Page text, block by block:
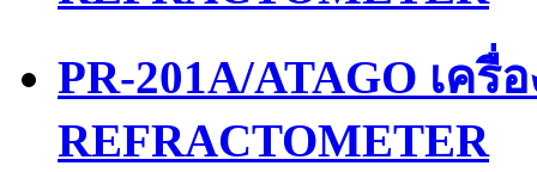
PR-201A/ATAGO เค
REFRACTOMETER